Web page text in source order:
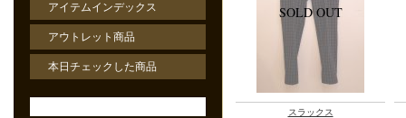
スラックス
アイテムインデックス
アウトレット商品
本日チェックした商品